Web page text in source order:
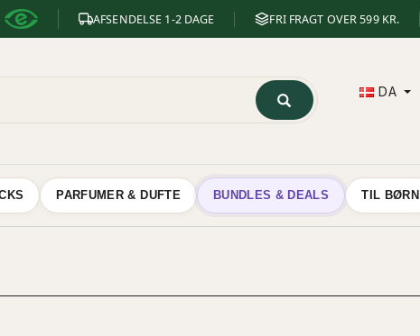
AFSENDELSE 1-2 DAGE FRI FRAGT OVER 599 KR.
DA
PARFUMER & DUFTE BUNDLES & DEALS TIL BØRN